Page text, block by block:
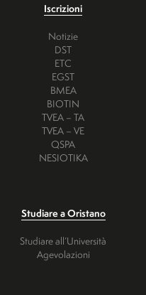
Iscrizioni
Notizie
DST
ETC
EGST
BMEA
BIOTIN
TVEA – TA
TVEA – VE
QSPA
NESIOTIKA
Studiare a Oristano
Studiare all’Università
Agevolazioni